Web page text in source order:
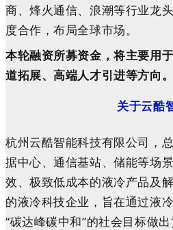
商、烽火通信、浪潮等行业龙
度合作，布局全球市场。
本轮融资所募资金，将主要用
道拓展、高端人才引进等方向。
关于云酷
杭州云酷智能科技有限公司，
据中心、通信基站、储能等场
效、极致低成本的液冷产品及
的液冷科技企业，旨在通过液
“碳达峰碳中和”的社会目标做出